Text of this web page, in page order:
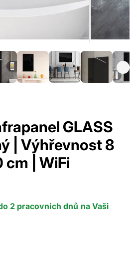
v
modálním
GLASS
| Výhřevnost 8
| WiFi
2 pracovních dnů na Vaši